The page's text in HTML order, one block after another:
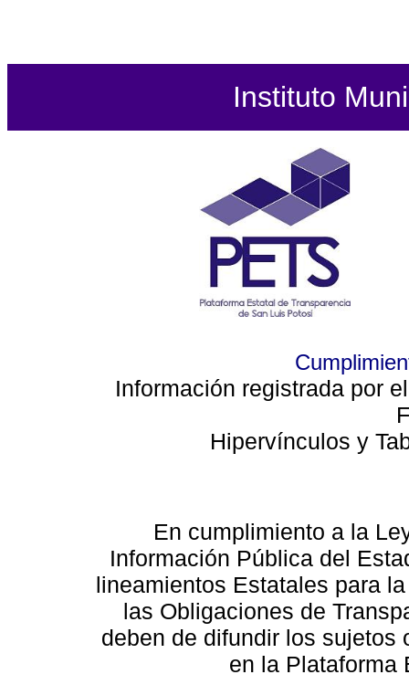
Instituto
Información registrada por
Hipervínculos y
En cumplimiento a la
Información Pública del
lineamientos Estatales para
las Obligaciones de
deben de difundir los sujetos
en la Plataforma